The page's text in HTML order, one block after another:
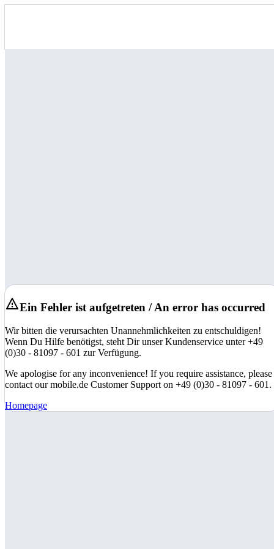
Ein Fehler ist aufgetreten / An error has occurred
Wir bitten die verursachten Unannehmlichkeiten zu entschuldigen!
Wenn Du Hilfe benötigst, steht Dir unser Kundenservice unter +49
(0)30 - 81097 - 601 zur Verfügung.
We apologise for any inconvenience! If you require assistance, please
contact our mobile.de Customer Support on +49 (0)30 - 81097 - 601.
Homepage